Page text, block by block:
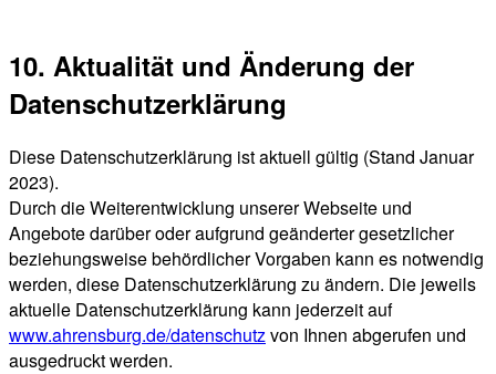
10. Aktualität und Änderung der
Datenschutzerklärung
Diese Datenschutzerklärung ist aktuell gültig (Stand Januar
2023).
Durch die Weiterentwicklung unserer Webseite und
Angebote darüber oder aufgrund geänderter gesetzlicher
beziehungsweise behördlicher Vorgaben kann es notwendig
werden, diese Datenschutzerklärung zu ändern. Die jeweils
aktuelle Datenschutzerklärung kann jederzeit auf
www.ahrensburg.de/datenschutz von Ihnen abgerufen und
ausgedruckt werden.